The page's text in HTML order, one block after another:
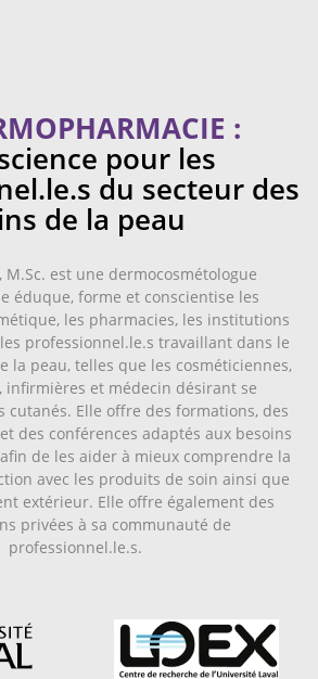
:
pour les
du secteur des
de la peau
M.Sc. est une dermocosmétologue
éduque, forme et conscientise les
les pharmacies, les institutions
professionnel.le.s travaillant dans le
la peau, telles que les cosméticiennes,
infirmières et médecin désirant se
cutanés. Elle offre des formations, des
des conférences adaptés aux besoins
de les aider à mieux comprendre la
avec les produits de soin ainsi que
extérieur. Elle offre également des
privées à sa communauté de
professionnel.le.s.